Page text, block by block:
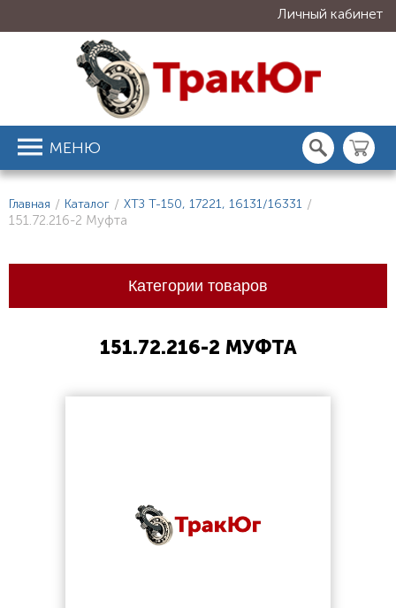
Личный кабинет
МЕНЮ
Главная / Каталог / ХТЗ Т-150, 17221, 16131/16331 /
151.72.216-2 Муфта
Категории товаров
151.72.216-2 МУФТА